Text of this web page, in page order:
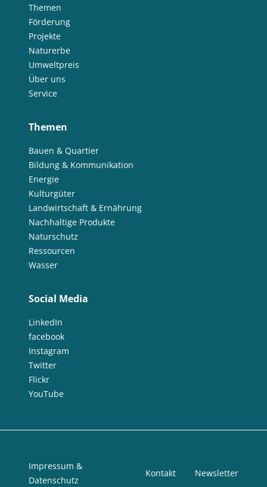
Themen
Förderung
Projekte
Naturerbe
Umweltpreis
Über uns
Service
Themen
Bauen & Quartier
Bildung & Kommunikation
Energie
Kulturgüter
Landwirtschaft & Ernährung
Nachhaltige Produkte
Naturschutz
Ressourcen
Wasser
Social Media
LinkedIn
facebook
Instagram
Twitter
Flickr
YouTube
Impressum &
Datenschutz
Kontakt Newsletter